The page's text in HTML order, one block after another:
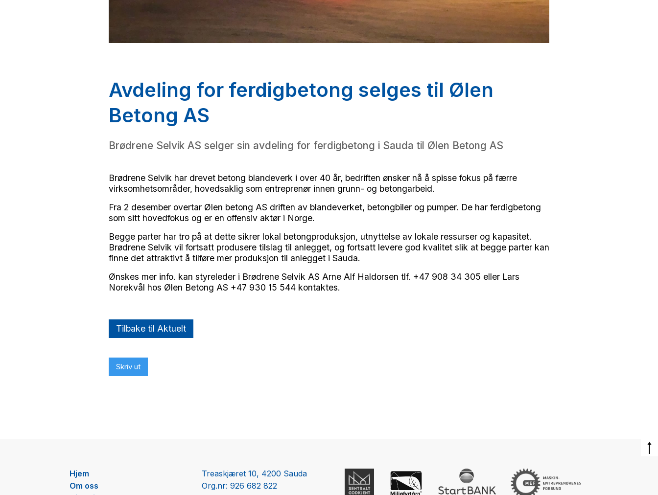
Avdeling for ferdigbetong selges til Ølen
Betong AS
Brødrene Selvik AS selger sin avdeling for ferdigbetong i Sauda til Ølen Betong AS
Brødrene Selvik har drevet betong blandeverk i over 40 år, bedriften ønsker nå å spisse fokus på færre
virksomhetsområder, hovedsaklig som entreprenør innen grunn- og betongarbeid.
Fra 2 desember overtar Ølen betong AS driften av blandeverket, betongbiler og pumper. De har ferdigbetong
som sitt hovedfokus og er en offensiv aktør i Norge.
Begge parter har tro på at dette sikrer lokal betongproduksjon, utnyttelse av lokale ressurser og kapasitet.
Brødrene Selvik vil fortsatt produsere tilslag til anlegget, og fortsatt levere god kvalitet slik at begge parter kan
finne det attraktivt å tilføre mer produksjon til anlegget i Sauda.
Ønskes mer info. kan styreleder i Brødrene Selvik AS Arne Alf Haldorsen tlf. +47 908 34 305 eller Lars
Norekvål hos Ølen Betong AS +47 930 15 544 kontaktes.
Tilbake til Aktuelt
Skriv ut
Hjem
Om oss
Treaskjæret 10, 4200 Sauda
Org.nr: 926 682 822